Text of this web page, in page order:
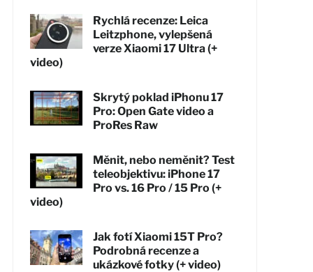
Rychlá recenze: Leica
Leitzphone, vylepšená
verze Xiaomi 17 Ultra (+
video)
Skrytý poklad iPhonu 17
Pro: Open Gate video a
ProRes Raw
Měnit, nebo neměnit? Test
teleobjektivu: iPhone 17
Pro vs. 16 Pro / 15 Pro (+
video)
Jak fotí Xiaomi 15T Pro?
Podrobná recenze a
ukázkové fotky (+ video)